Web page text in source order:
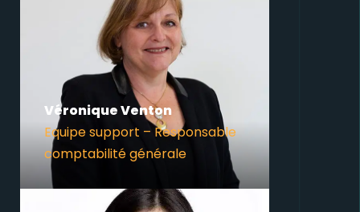
Véronique Venton
Equipe support – Responsable
comptabilité générale